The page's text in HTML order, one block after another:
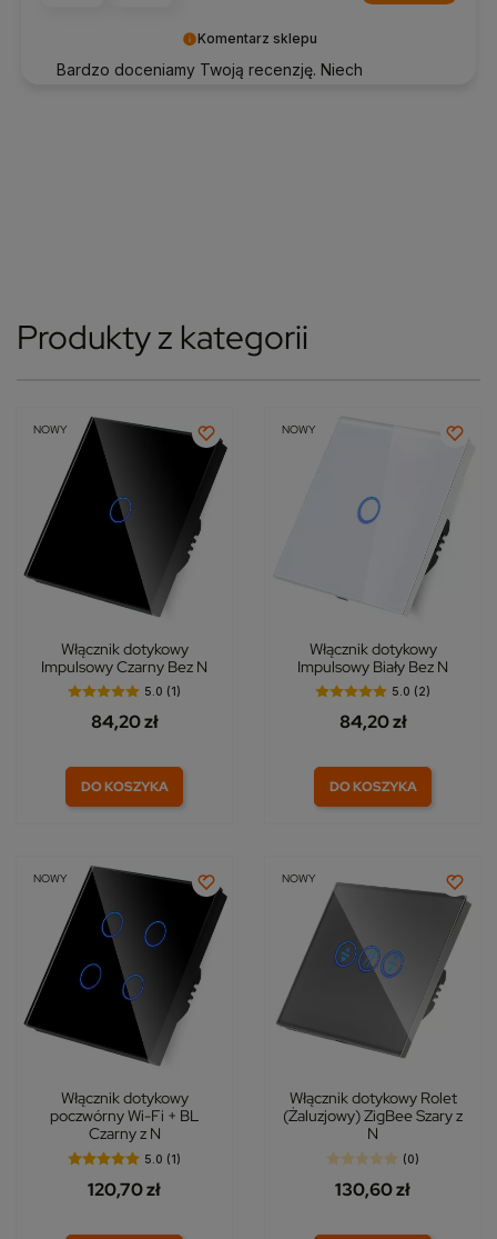
Komentarz sklepu
Bardzo doceniamy Twoją recenzję. Niech
Produkty z kategorii
NOWY
Włącznik dotykowy
Impulsowy Czarny Bez N
5.0 (1)
84,20 zł
DO KOSZYKA
NOWY
Włącznik dotykowy
Impulsowy Biały Bez N
5.0 (2)
84,20 zł
DO KOSZYKA
NOWY
Włącznik dotykowy
poczwórny Wi-Fi + BL
Czarny z N
5.0 (1)
120,70 zł
NOWY
Włącznik dotykowy Rolet
(Żaluzjowy) ZigBee Szary z
N
(0)
130,60 zł